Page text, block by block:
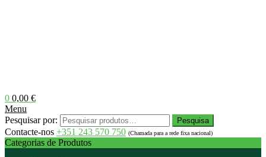
0 0,00 €
Menu
Pesquisar por:
Pesquisa
Contacte-nos +351 243 570 750 (Chamada para a rede fixa nacional)
Categorias de Produtos